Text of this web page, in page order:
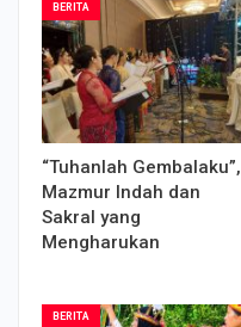
BERITA
“Tuhanlah Gembalaku”,
Mazmur Indah dan
Sakral yang
Mengharukan
BERITA